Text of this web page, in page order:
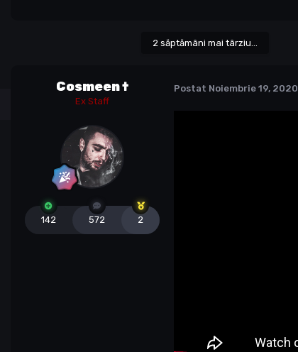
2 săptămâni mai târziu...
Cosmeen †
Ex Staff
142 572 2
Postat Noiembrie 19, 2020